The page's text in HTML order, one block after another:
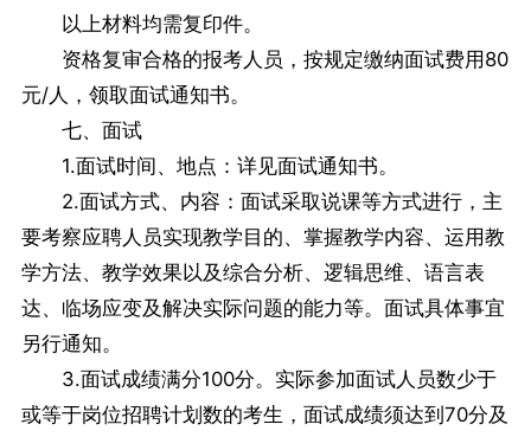
以上材料均需复印件。
资格复审合格的报考人员，按规定缴纳面试费用80
元/人，领取面试通知书。
七、面试
1.面试时间、地点：详见面试通知书。
2.面试方式、内容：面试采取说课等方式进行，主
要考察应聘人员实现教学目的、掌握教学内容、运用教
学方法、教学效果以及综合分析、逻辑思维、语言表
达、临场应变及解决实际问题的能力等。面试具体事宜
另行通知。
3.面试成绩满分100分。实际参加面试人员数少于
或等于岗位招聘计划数的考生，面试成绩须达到70分及